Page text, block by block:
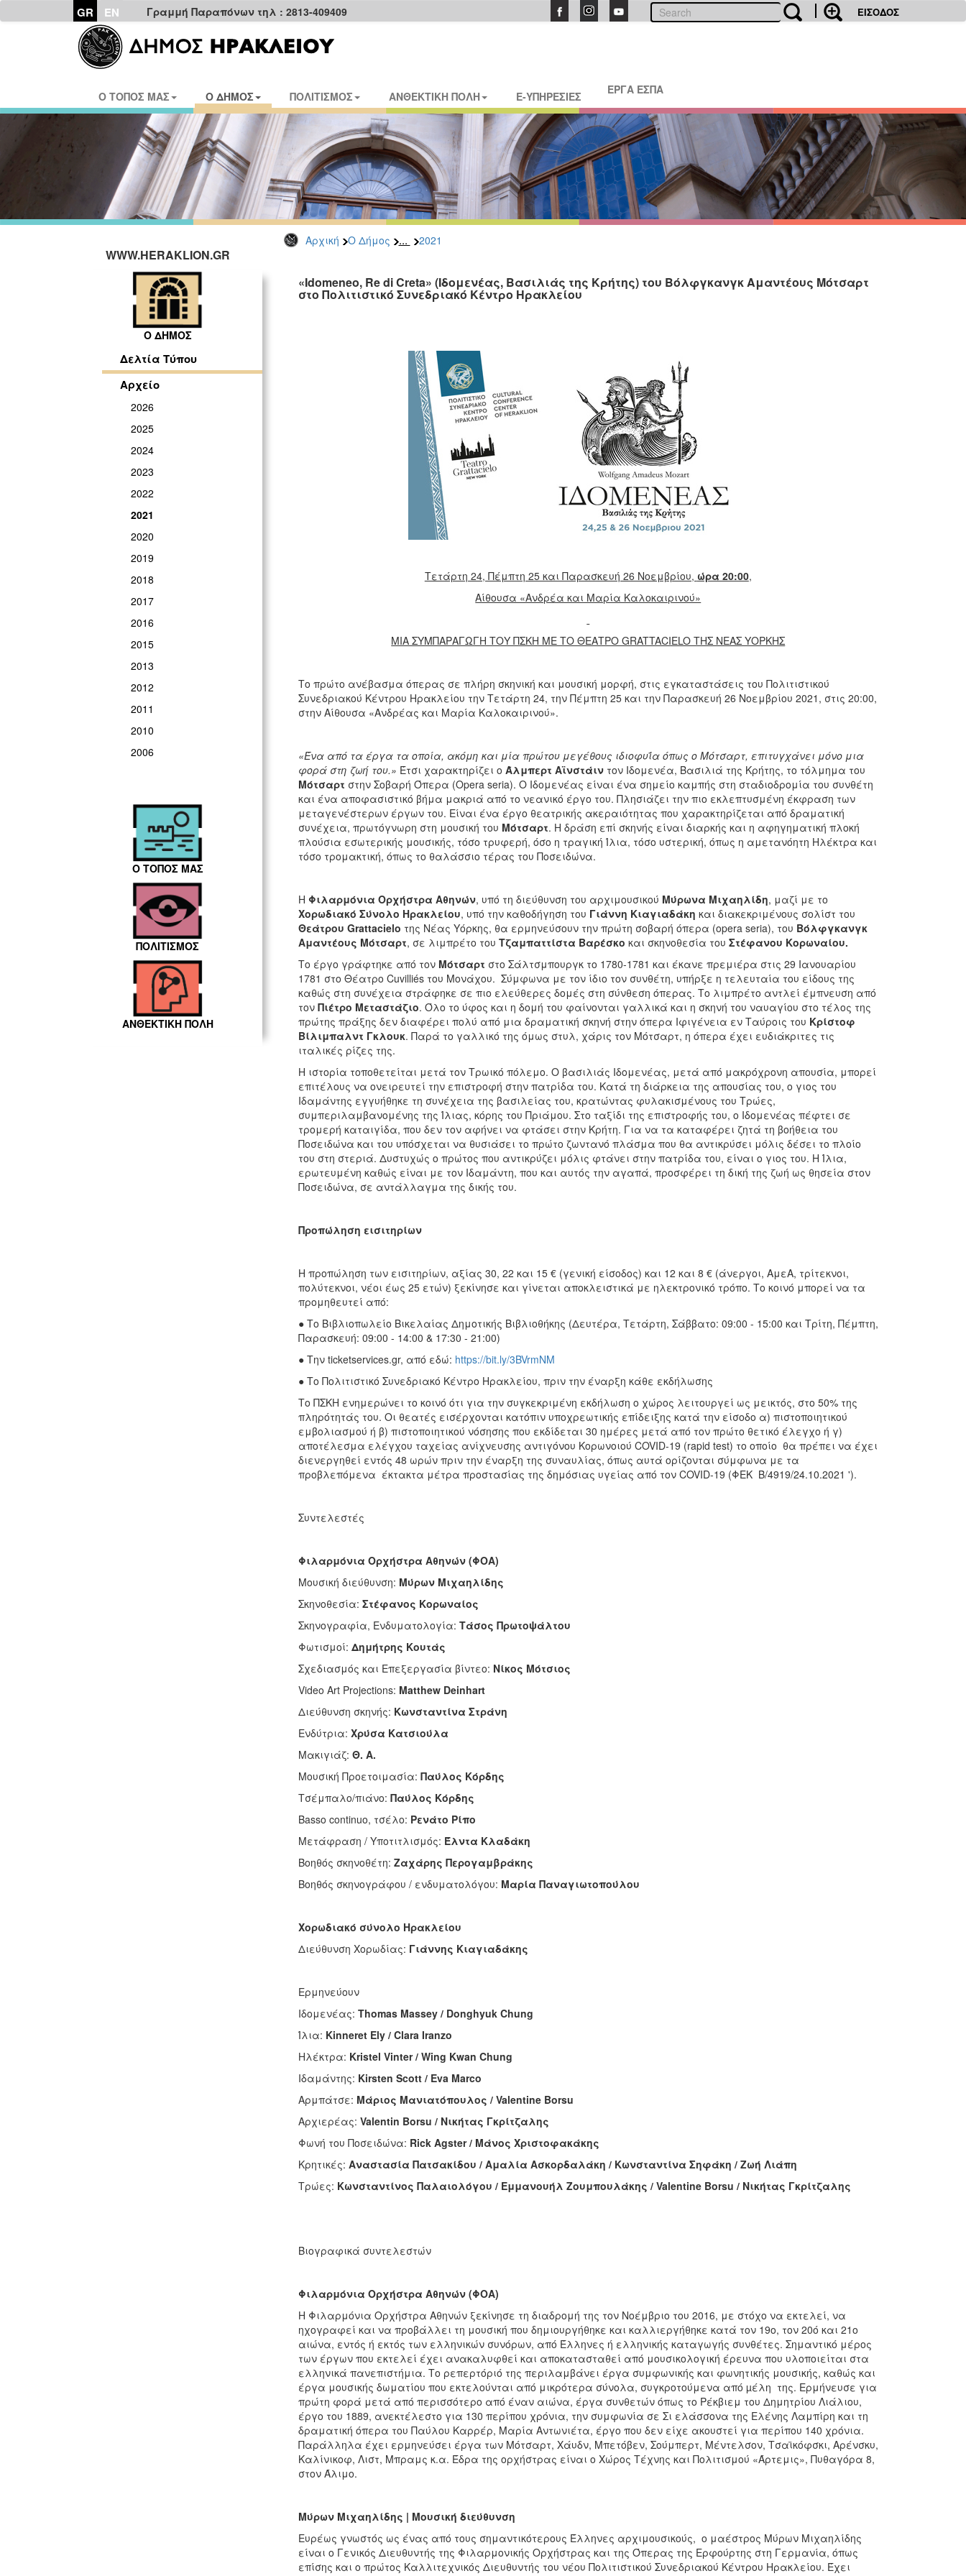
GR EN Γραμμή Παραπόνων τηλ : 2813-409409 ΕΙΣΟΔΟΣ
Ο ΤΟΠΟΣ ΜΑΣ Ο ΔΗΜΟΣ ΠΟΛΙΤΙΣΜΟΣ ΑΝΘΕΚΤΙΚΗ ΠΟΛΗ E-ΥΠΗΡΕΣΙΕΣ ΕΡΓΑ ΕΣΠΑ
Αρχική Ο Δήμος ... 2021
WWW.HERAKLION.GR
Ο ΔΗΜΟΣ
Δελτία Τύπου
Αρχείο
2026
2025
2024
2023
2022
2021
2020
2019
2018
2017
2016
2015
2013
2012
2011
2010
2006
Ο ΤΟΠΟΣ ΜΑΣ
ΠΟΛΙΤΙΣΜΟΣ
ΑΝΘΕΚΤΙΚΗ ΠΟΛΗ
«Idomeneo, Re di Creta» (Ιδομενέας, Bασιλιάς της Κρήτης) του Βόλφγκανγκ Αμαντέους Μότσαρτ
στο Πολιτιστικό Συνεδριακό Κέντρο Ηρακλείου
Τετάρτη 24, Πέμπτη 25 και Παρασκευή 26 Νοεμβρίου, ώρα 20:00,
Αίθουσα «Ανδρέα και Μαρία Καλοκαιρινού»
ΜΙΑ ΣΥΜΠΑΡΑΓΩΓΗ ΤΟΥ ΠΣΚΗ ΜΕ ΤΟ ΘΕΑΤΡΟ GRATTACIELO ΤΗΣ ΝΕΑΣ ΥΟΡΚΗΣ
Το πρώτο ανέβασμα όπερας σε πλήρη σκηνική και μουσική μορφή, στις εγκαταστάσεις του Πολιτιστικού
Συνεδριακού Κέντρου Ηρακλείου την Τετάρτη 24, την Πέμπτη 25 και την Παρασκευή 26 Νοεμβρίου 2021, στις 20:00,
στην Αίθουσα «Ανδρέας και Μαρία Καλοκαιρινού».
«Ένα από τα έργα τα οποία, ακόμη και μία πρώτου μεγέθους ιδιοφυΐα όπως ο Μότσαρτ, επιτυγχάνει μόνο μια
φορά στη ζωή του.» Έτσι χαρακτηρίζει ο Άλμπερτ Αϊνστάιντον Ιδομενέα, Βασιλιά της Κρήτης, το τόλμημα του
Μότσαρτ στην Σοβαρή Όπερα (Opera seria). Ο Ιδομενέας είναι ένα σημείο καμπής στη σταδιοδρομία του συνθέτη
και ένα αποφασιστικό βήμα μακριά από το νεανικό έργο του. Πλησιάζει την πιο εκλεπτυσμένη έκφραση των
μεταγενέστερων έργων του. Είναι ένα έργο θεατρικής ακεραιότητας που χαρακτηρίζεται από δραματική
συνέχεια, πρωτόγνωρη στη μουσική του Μότσαρτ. Η δράση επί σκηνής είναι διαρκής και η αφηγηματική πλοκή
πλούσια εσωτερικής μουσικής, τόσο τρυφερή, όσο η τραγική Ίλια, τόσο υστερική, όπως η αμετανόητη Ηλέκτρα και
τόσο τρομακτική, όπως το θαλάσσιο τέρας του Ποσειδώνα.
Η Φιλαρμόνια Ορχήστρα Αθηνών, υπό τη διεύθυνση του αρχιμουσικού Μύρωνα Μιχαηλίδη, μαζί με το
Χορωδιακό Σύνολο Ηρακλείου, υπό την καθοδήγηση του Γιάννη Κιαγιαδάκη και διακεκριμένους σολίστ του
Θεάτρου Grattacielo της Νέας Υόρκης, θα ερμηνεύσουν την πρώτη σοβαρή όπερα (opera seria), του Βόλφγκανγκ
Αμαντέους Μότσαρτ, σε λιμπρέτο του Τζαμπαττίστα Βαρέσκο και σκηνοθεσία του Στέφανου Κορωναίου.
Το έργο γράφτηκε από τον Μότσαρτ στο Σάλτσμπουργκ το 1780-1781 και έκανε πρεμιέρα στις 29 Ιανουαρίου
1781 στο Θέατρο Cuvilliés του Μονάχου. Σύμφωνα με τον ίδιο τον συνθέτη, υπήρξε η τελευταία του είδους της
καθώς στη συνέχεια στράφηκε σε πιο ελεύθερες δομές στη σύνθεση όπερας. Το λιμπρέτο αντλεί έμπνευση από
τον Πιέτρο Μεταστάζιο. Όλο το ύφος και η δομή του φαίνονται γαλλικά και η σκηνή του ναυαγίου στο τέλος της
πρώτης πράξης δεν διαφέρει πολύ από μια δραματική σκηνή στην όπερα Ιφιγένεια εν Ταύροις του Κρίστοφ
Βίλιμπαλντ Γκλουκ. Παρά το γαλλικό της όμως στυλ, χάρις τον Μότσαρτ, η όπερα έχει ευδιάκριτες τις
ιταλικές ρίζες της.
Η ιστορία τοποθετείται μετά τον Τρωικό πόλεμο. Ο βασιλιάς Ιδομενέας, μετά από μακρόχρονη απουσία, μπορεί
επιτέλους να ονειρευτεί την επιστροφή στην πατρίδα του. Κατά τη διάρκεια της απουσίας του, ο γιος του
Ιδαμάντης εγγυήθηκε τη συνέχεια της βασιλείας του, κρατώντας φυλακισμένους του Τρώες,
συμπεριλαμβανομένης της Ίλιας, κόρης του Πριάμου. Στο ταξίδι της επιστροφής του, ο Ιδομενέας πέφτει σε
τρομερή καταιγίδα, που δεν τον αφήνει να φτάσει στην Κρήτη. Για να τα καταφέρει ζητά τη βοήθεια του
Ποσειδώνα και του υπόσχεται να θυσιάσει το πρώτο ζωντανό πλάσμα που θα αντικρύσει μόλις δέσει το πλοίο
του στη στεριά. Δυστυχώς ο πρώτος που αντικρύζει μόλις φτάνει στην πατρίδα του, είναι ο γιος του. Η Ίλια,
ερωτευμένη καθώς είναι με τον Ιδαμάντη, που και αυτός την αγαπά, προσφέρει τη δική της ζωή ως θησεία στον
Ποσειδώνα, σε αντάλλαγμα της δικής του.
Προπώληση εισιτηρίων
Η προπώληση των εισιτηρίων, αξίας 30, 22 και 15 € (γενική είσοδος) και 12 και 8 € (άνεργοι, ΑμεΑ, τρίτεκνοι,
πολύτεκνοι, νέοι έως 25 ετών) ξεκίνησε και γίνεται αποκλειστικά με ηλεκτρονικό τρόπο. Το κοινό μπορεί να τα
προμηθευτεί από:
● Το Βιβλιοπωλείο Βικελαίας Δημοτικής Βιβλιοθήκης (Δευτέρα, Τετάρτη, Σάββατο: 09:00 - 15:00 και Τρίτη, Πέμπτη,
Παρασκευή: 09:00 - 14:00 & 17:30 - 21:00)
● Την ticketservices.gr, από εδώ: https://bit.ly/3BVrmNM
● Το Πολιτιστικό Συνεδριακό Κέντρο Ηρακλείου, πριν την έναρξη κάθε εκδήλωσης
Το ΠΣΚΗ ενημερώνει το κοινό ότι για την συγκεκριμένη εκδήλωση ο χώρος λειτουργεί ως μεικτός, στο 50% της
πληρότητάς του. Οι θεατές εισέρχονται κατόπιν υποχρεωτικής επίδειξης κατά την είσοδο α) πιστοποιητικού
εμβολιασμού ή β) πιστοποιητικού νόσησης που εκδίδεται 30 ημέρες μετά από τον πρώτο θετικό έλεγχο ή γ)
αποτέλεσμα ελέγχου ταχείας ανίχνευσης αντιγόνου Κορωνοιού COVID-19 (rapid test) το οποίο θα πρέπει να έχει
διενεργηθεί εντός 48 ωρών πριν την έναρξη της συναυλίας, όπως αυτά ορίζονται σύμφωνα με τα
προβλεπόμενα έκτακτα μέτρα προστασίας της δημόσιας υγείας από τον COVID-19 (ΦΕΚ Β/4919/24.10.2021 ').
Συντελεστές
Φιλαρμόνια Ορχήστρα Αθηνών (ΦΟΑ)
Μουσική διεύθυνση: Μύρων Μιχαηλίδης
Σκηνοθεσία: Στέφανος Κορωναίος
Σκηνογραφία, Ενδυματολογία: Τάσος Πρωτοψάλτου
Φωτισμοί: Δημήτρης Κουτάς
Σχεδιασμός και Επεξεργασία βίντεο: Νίκος Μότσιος
Video Art Projections: Matthew Deinhart
Διεύθυνση σκηνής: Κωνσταντίνα Στράνη
Ενδύτρια: Χρύσα Κατσιούλα
Μακιγιάζ: Θ. Α.
Μουσική Προετοιμασία: Παύλος Κόρδης
Τσέμπαλο/πιάνο: Παύλος Κόρδης
Basso continuo, τσέλο: Ρενάτο Ρίπο
Μετάφραση / Υποτιτλισμός: Έλντα Κλαδάκη
Βοηθός σκηνοθέτη: Ζαχάρης Περογαμβράκης
Βοηθός σκηνογράφου / ενδυματολόγου: Μαρία Παναγιωτοπούλου
Χορωδιακό σύνολο Ηρακλείου
Διεύθυνση Χορωδίας: Γιάννης Κιαγιαδάκης
Ερμηνεύουν
Ιδομενέας: Thomas Massey / Donghyuk Chung
Ίλια: Kinneret Ely / Clara Iranzo
Ηλέκτρα: Kristel Vinter / Wing Kwan Chung
Ιδαμάντης: Kirsten Scott / Eva Marco
Αρμπάτσε: Μάριος Μανιατόπουλος / Valentine Borsu
Αρχιερέας: Valentin Borsu / Νικήτας Γκρίτζαλης
Φωνή του Ποσειδώνα: Rick Agster / Μάνος Χριστοφακάκης
Κρητικές: Αναστασία Πατσακίδου / Αμαλία Ασκορδαλάκη / Κωνσταντίνα Σηφάκη / Ζωή Λιάπη
Τρώες: Κωνσταντίνος Παλαιολόγου / Εμμανουήλ Ζουμπουλάκης / Valentine Borsu / Νικήτας Γκρίτζαλης
Βιογραφικά συντελεστών
Φιλαρμόνια Ορχήστρα Αθηνών (ΦΟΑ)
Η Φιλαρμόνια Ορχήστρα Αθηνών ξεκίνησε τη διαδρομή της τον Νοέμβριο του 2016, με στόχο να εκτελεί, να
ηχογραφεί και να προβάλλει τη μουσική που δημιουργήθηκε και καλλιεργήθηκε κατά τον 19ο, τον 20ό και 21ο
αιώνα, εντός ή εκτός των ελληνικών συνόρων, από Έλληνες ή ελληνικής καταγωγής συνθέτες. Σημαντικό μέρος
των έργων που εκτελεί έχει ανακαλυφθεί και αποκατασταθεί από μουσικολογική έρευνα που υλοποιείται στα
ελληνικά πανεπιστήμια. Το ρεπερτόριό της περιλαμβάνει έργα συμφωνικής και φωνητικής μουσικής, καθώς και
έργα μουσικής δωματίου που εκτελούνται από μικρότερα σύνολα, συγκροτούμενα από µέλη της. Ερμήνευσε για
πρώτη φορά μετά από περισσότερο από έναν αιώνα, έργα συνθετών όπως το Ρέκβιεμ του Δημητρίου Λιάλιου,
έργο του 1889, ανεκτέλεστο για 130 περίπου χρόνια, την συμφωνία σε Σι ελάσσονα της Ελένης Λαμπίρη και τη
δραματική όπερα του Παύλου Καρρέρ, Μαρία Αντωνιέτα, έργο που δεν είχε ακουστεί για περίπου 140 χρόνια.
Παράλληλα έχει ερμηνεύσει έργα των Μότσαρτ, Χάυδν, Μπετόβεν, Σούμπερτ, Μέντελσον, Τσαϊκόφσκι, Αρένσκυ,
Καλίνικοφ, Λιστ, Μπραμς κ.α. Έδρα της ορχήστρας είναι ο Χώρος Τέχνης και Πολιτισμού «Άρτεμις», Πυθαγόρα 8,
στον Άλιμο.
Μύρων Μιχαηλίδης | Μουσική διεύθυνση
Ευρέως γνωστός ως ένας από τους σημαντικότερους Έλληνες αρχιμουσικούς, ο μαέστρος Μύρων Μιχαηλίδης
είναι ο Γενικός Διευθυντής της Φιλαρμονικής Ορχήστρας και της Όπερας της Ερφούρτης στη Γερμανία, όπως
επίσης και ο πρώτος Καλλιτεχνικός Διευθυντής του νέου Πολιτιστικού Συνεδριακού Κέντρου Ηρακλείου. Έχει